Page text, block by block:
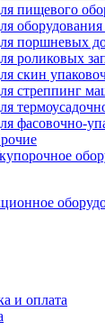
пищевого
поршневых
роликовых
скин
стреппинг
фасовочно-
и оплата